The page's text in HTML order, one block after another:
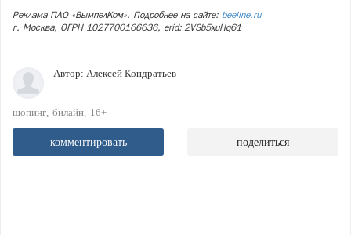
Реклама ПАО «ВымпелКом». Подробнее на сайте: beeline.ru
г. Москва, ОГРН 1027700166636, erid: 2VSb5xuHq61
Автор: Алексей Кондратьев
шопинг билайн 16+
комментировать поделиться